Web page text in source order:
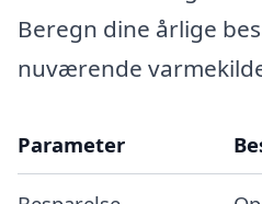
Beregn dine årlige
nuværende
Parameter